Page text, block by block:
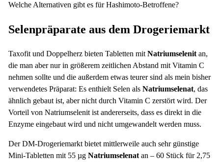
Welche Alternativen gibt es für Hashimoto-Betroffene?
Selenpräparate aus dem Drogeriemarkt
Taxofit und Doppelherz bieten Tabletten mit Natriumselenitan,
die man aber nur in größerem zeitlichen Abstand mit Vitamin C
nehmen sollte und die außerdem etwas teurer sind als mein bisher
verwendetes Präparat: Es enthielt Selen als Natriumselenat, das
ähnlich gebaut ist, aber nicht durch Vitamin C zerstört wird. Der
Vorteil von Natriumselenit ist andererseits, dass es direkt in die
Enzyme eingebaut wird und nicht umgewandelt werden muss.
Der DM-Drogeriemarkt bietet mittlerweile auch sehr günstige
Mini-Tabletten mit 55 µg Natriumselenatan – 60 Stück für 2,75